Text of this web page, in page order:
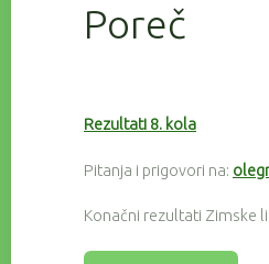
Poreč
Rezultati 8. kola
Pitanja i prigovori na:
Konačni rezultati Zimske